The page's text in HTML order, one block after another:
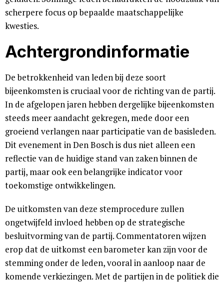
scherpere focus op bepaalde maatschappelijke
kwesties.
Achtergrondinformatie
De betrokkenheid van leden bij deze soort
bijeenkomsten is cruciaal voor de richting van de partij.
In de afgelopen jaren hebben dergelijke bijeenkomsten
steeds meer aandacht gekregen, mede door een
groeiend verlangen naar participatie van de basisleden.
Dit evenement in Den Bosch is dus niet alleen een
reflectie van de huidige stand van zaken binnen de
partij, maar ook een belangrijke indicator voor
toekomstige ontwikkelingen.
De uitkomsten van deze stemprocedure zullen
ongetwijfeld invloed hebben op de strategische
besluitvorming van de partij. Commentatoren wijzen
erop dat de uitkomst een barometer kan zijn voor de
stemming onder de leden, vooral in aanloop naar de
komende verkiezingen. Met de partijen in de politiek die